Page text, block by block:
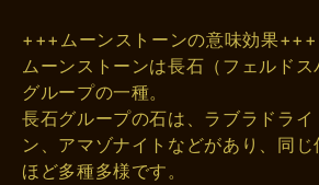
+++ムーンストーンの意味効果+++
ムーンストーンは長石（フェルド
グループの一種。
長石グループの石は、ラブラドライ
ン、アマゾナイトなどがあり、同
ほど多種多様です。